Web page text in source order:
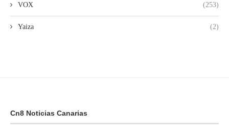
VOX (253)
Yaiza (2)
Cn8 Noticias Canarias